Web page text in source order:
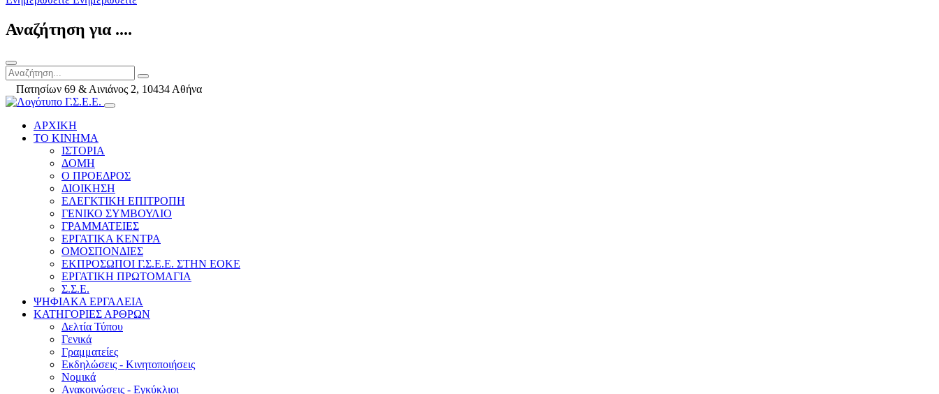
Αναζήτηση για ....
Πατησίων 69 & Αινιάνος 2, 10434 Αθήνα
ΑΡΧΙΚΗ
ΤΟ ΚΙΝΗΜΑ
ΙΣΤΟΡΙΑ
ΔΟΜΗ
Ο ΠΡΟΕΔΡΟΣ
ΔΙΟΙΚΗΣΗ
ΕΛΕΓΚΤΙΚΗ ΕΠΙΤΡΟΠΗ
ΓΕΝΙΚΟ ΣΥΜΒΟΥΛΙΟ
ΓΡΑΜΜΑΤΕΙΕΣ
ΕΡΓΑΤΙΚΑ ΚΕΝΤΡΑ
ΟΜΟΣΠΟΝΔΙΕΣ
ΕΚΠΡΟΣΩΠΟΙ Γ.Σ.Ε.Ε. ΣΤΗΝ ΕΟΚΕ
ΕΡΓΑΤΙΚΗ ΠΡΩΤΟΜΑΓΙΑ
Σ.Σ.Ε.
ΨΗΦΙΑΚΑ ΕΡΓΑΛΕΙΑ
ΚΑΤΗΓΟΡΙΕΣ ΑΡΘΡΩΝ
Δελτία Τύπου
Γενικά
Γραμματείες
Εκδηλώσεις - Κινητοποιήσεις
Νομικά
Ανακοινώσεις - Εγκύκλιοι